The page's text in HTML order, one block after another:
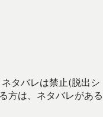
タバレは禁止(脱出シ
方は、ネタバレがある